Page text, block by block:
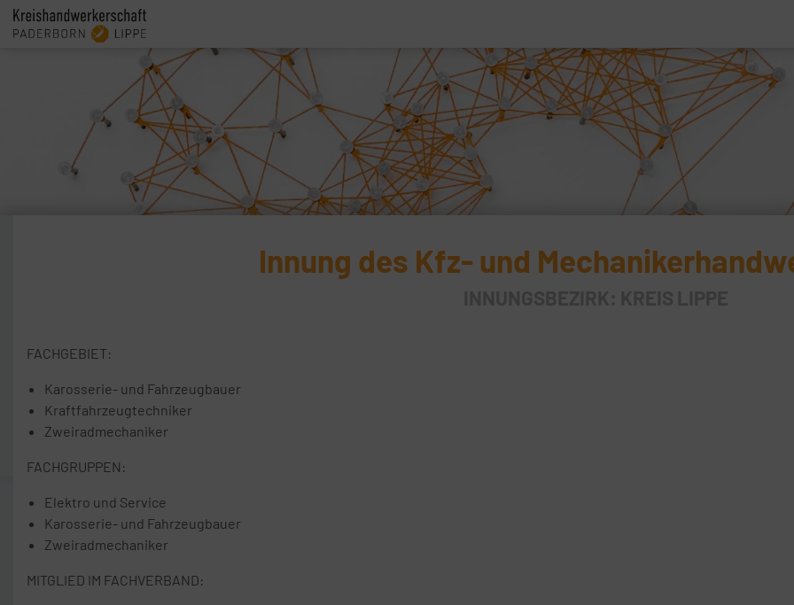
Innung des Kfz- und
FACHGEBIET:
Karosserie- und Fahrzeugbauer
Kraftfahrzeugtechniker
Zweiradmechaniker
FACHGRUPPEN:
Elektro und Service
Karosserie- und Fahrzeugbauer
Zweiradmechaniker
MITGLIED IM FACHVERBAND: